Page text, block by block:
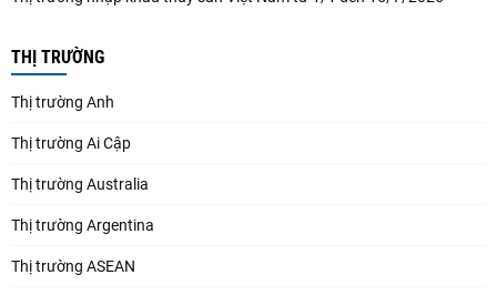
THỊ TRƯỜNG
Thị trường Anh
Thị trường Ai Cập
Thị trường Australia
Thị trường Argentina
Thị trường ASEAN